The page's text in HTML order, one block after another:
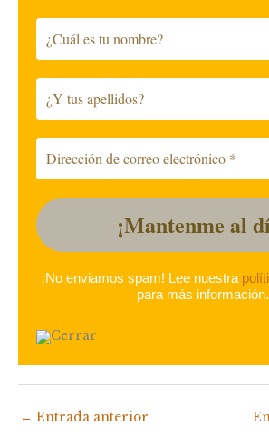
¡No enviamos spam! Lee nuestra
para más información.
← Entrada anterior